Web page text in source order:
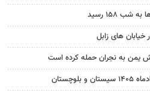
۱۵۸ رسید
یمن به نجران حمله کرده است